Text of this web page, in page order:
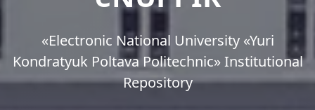
«Еlectronic National University «Yuri
Kondratyuk Poltava Politechnic» Institutional
Repository